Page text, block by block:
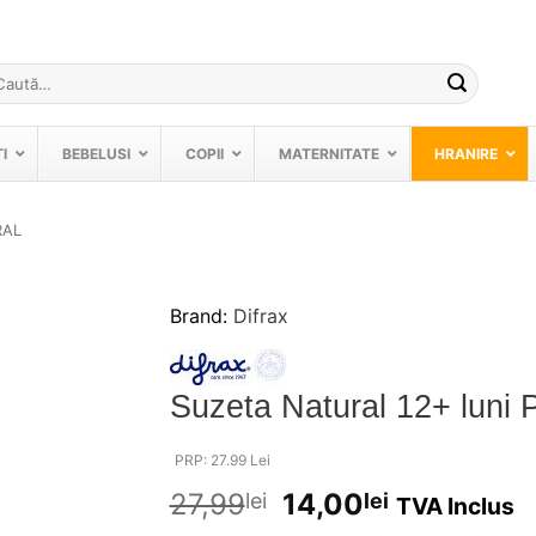
BEBELUSI COPII MATERNITATE HRANIRE
Brand: Difrax
Suzeta Natural 12+ luni
PRP: 27.99 Lei
27,99lei 14,00lei TVA Inclus